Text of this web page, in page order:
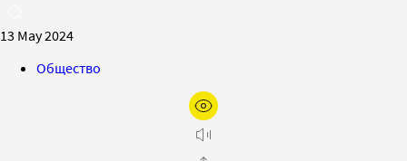
13 May 2024
Общество